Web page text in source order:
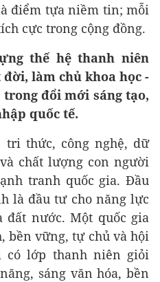
điểm tựa niềm tin; mỗi
cực trong cộng đồng.
thế hệ thanh niên
làm chủ khoa học -
đổi mới sáng tạo,
quốc tế.
thức, công nghệ, dữ
chất lượng con người
tranh quốc gia. Đầu
là đầu tư cho năng lực
đất nước. Một quốc gia
bền vững, tự chủ và hội
có lớp thanh niên giỏi
sáng văn hóa, bền